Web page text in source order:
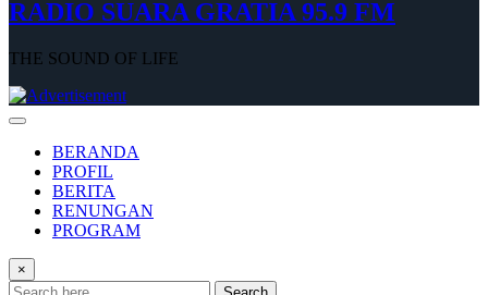
RADIO SUARA GRATIA 95.9 FM
THE SOUND OF LIFE
BERANDA
PROFIL
BERITA
RENUNGAN
PROGRAM
×